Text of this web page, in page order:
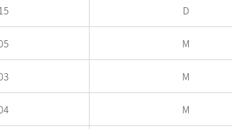
D
M
M
M